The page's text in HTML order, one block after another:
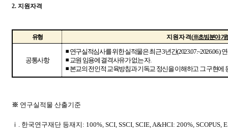
2.지원자격
유형 지 원 자 격(※초빙분야 개
공통사항
◾ 연구실적심사를 위한 실적물은 최근3년간(2023.07.~2026.06.)
◾ 교원 임용에 결격사유가 없는 자.
◾ 본교의 전인적 교육방침과 기독교 정신을 이해하고 그 구현에
※ 연구실적물 산출기준
ⅰ . 한국연구재단 등재지 : 100%, SCI, SSCI, SCIE, A&HCI: 200%, SCOPUS,